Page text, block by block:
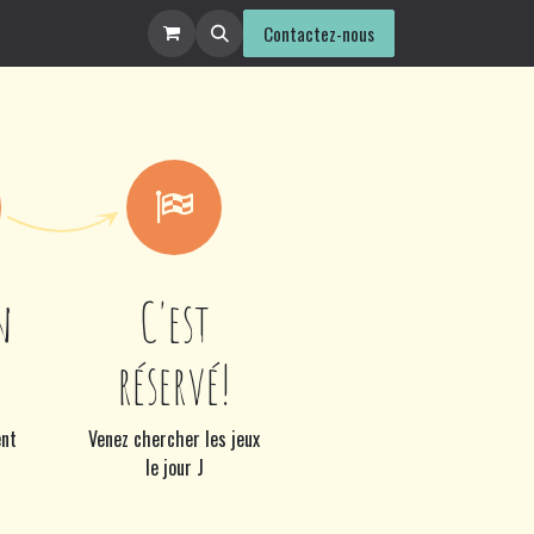
Contactez-nous
C'est
réservé!
Venez chercher les jeux
le jour J